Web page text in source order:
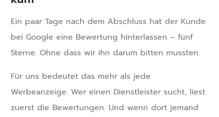
Ein paar Tage nach dem Abschluss hat der Kunde
bei Google eine Bewertung hinterlassen – fünf
Sterne. Ohne dass wir ihn darum bitten mussten.
Für uns bedeutet das mehr als jede
Werbeanzeige. Wer einen Dienstleister sucht, liest
zuerst die Bewertungen. Und wenn dort jemand